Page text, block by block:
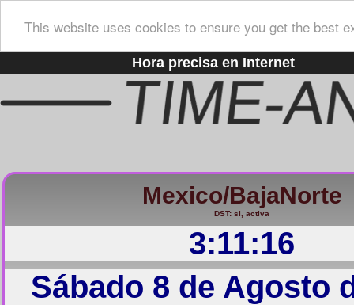
This website uses cookies to ensure you get the best
Hora precisa en Internet
Mexico/BajaNorte
DST: si, activa
3:11:17
Sábado 8 de Agosto